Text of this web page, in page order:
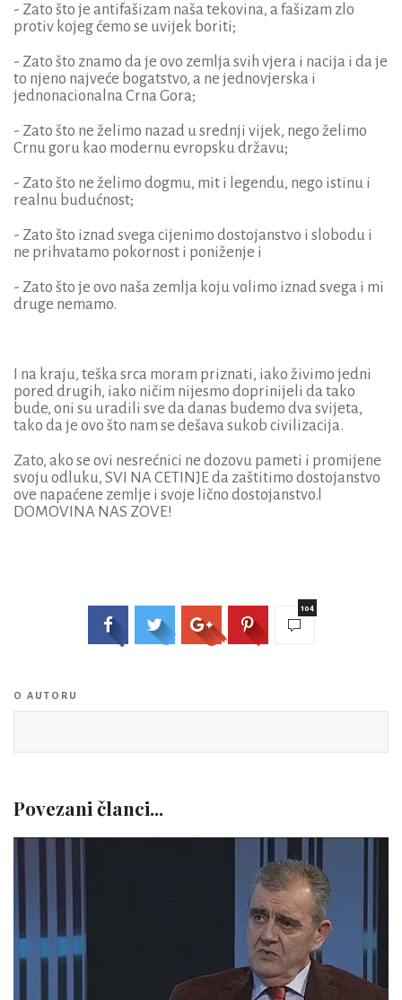
- Zato što je antifašizam naša tekovina, a fašizam zlo
protiv kojeg ćemo se uvijek boriti;
- Zato što znamo da je ovo zemlja svih vjera i nacija i da je
to njeno najveće bogatstvo, a ne jednovjerska i
jednonacionalna Crna Gora;
- Zato što ne želimo nazad u srednji vijek, nego želimo
Crnu goru kao modernu evropsku državu;
- Zato što ne želimo dogmu, mit i legendu, nego istinu i
realnu budućnost;
- Zato što iznad svega cijenimo dostojanstvo i slobodu i
ne prihvatamo pokornost i poniženje i
- Zato što je ovo naša zemlja koju volimo iznad svega i mi
druge nemamo.
I na kraju, teška srca moram priznati, iako živimo jedni
pored drugih, iako ničim nijesmo doprinijeli da tako
bude, oni su uradili sve da danas budemo dva svijeta,
tako da je ovo što nam se dešava sukob civilizacija.
Zato, ako se ovi nesrećnici ne dozovu pameti i promijene
svoju odluku, SVI NA CETINJE da zaštitimo dostojanstvo
ove napaćene zemlje i svoje lično dostojanstvo.l
DOMOVINA NAS ZOVE!
104
O AUTORU
Povezani članci...